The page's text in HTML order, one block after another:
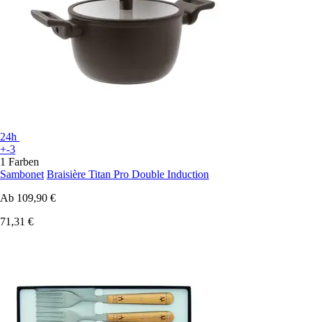
24h
+-3
1 Farben
Sambonet Braisière Titan Pro Double Induction
Ab 109,90 €
71,31 €